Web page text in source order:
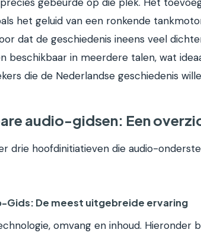
het geluid van een ronkende
dat de geschiedenis ineens veel
beschikbaar in meerdere talen, wat
die de Nederlandse geschiedenis
audio-gidsen: Een
drie hoofdinitiatieven die audio-
Gids: De meest uitgebreide ervaring
omvang en inhoud. Hieronder